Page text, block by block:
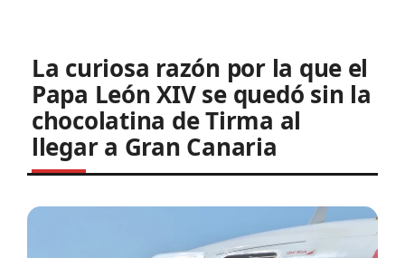
La curiosa razón por la que el
Papa León XIV se quedó sin la
chocolatina de Tirma al
llegar a Gran Canaria